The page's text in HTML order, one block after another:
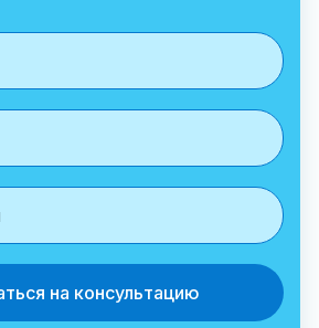
на консультацию